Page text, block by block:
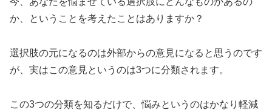
か、ということを考えたことはありますか？
選択肢の元になるのは外部からの意見になると思うのです
が、実はこの意見というのは3つに分類されます。
この3つの分類を知るだけで、悩みというのはかなり軽減